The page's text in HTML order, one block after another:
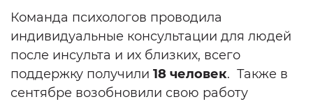
Команда психологов проводила
индивидуальные консультации для людей
после инсульта и их близких, всего
поддержку получили 18 человек. Также в
сентябре возобновили свою работу